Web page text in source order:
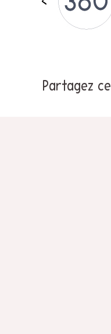
Partagez